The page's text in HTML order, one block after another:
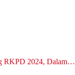
RKPD 2024, Dalam…